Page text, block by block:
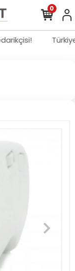
0